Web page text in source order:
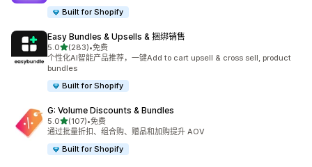
Built for Shopify
Easy Bundles & Upsells & 捆绑销售
5.0星（满分 5 星）
(283)
总共 283 条评论
•免费
个性化AI智能产品推荐，一键Add to cart upsell & cross sell, product
bundles
Built for Shopify
G: Volume Discounts & Bundles
5.0星（满分 5 星）
(107)
总共 107 条评论
•免费
通过批量折扣、组合购、赠品和加购提升 AOV
Built for Shopify